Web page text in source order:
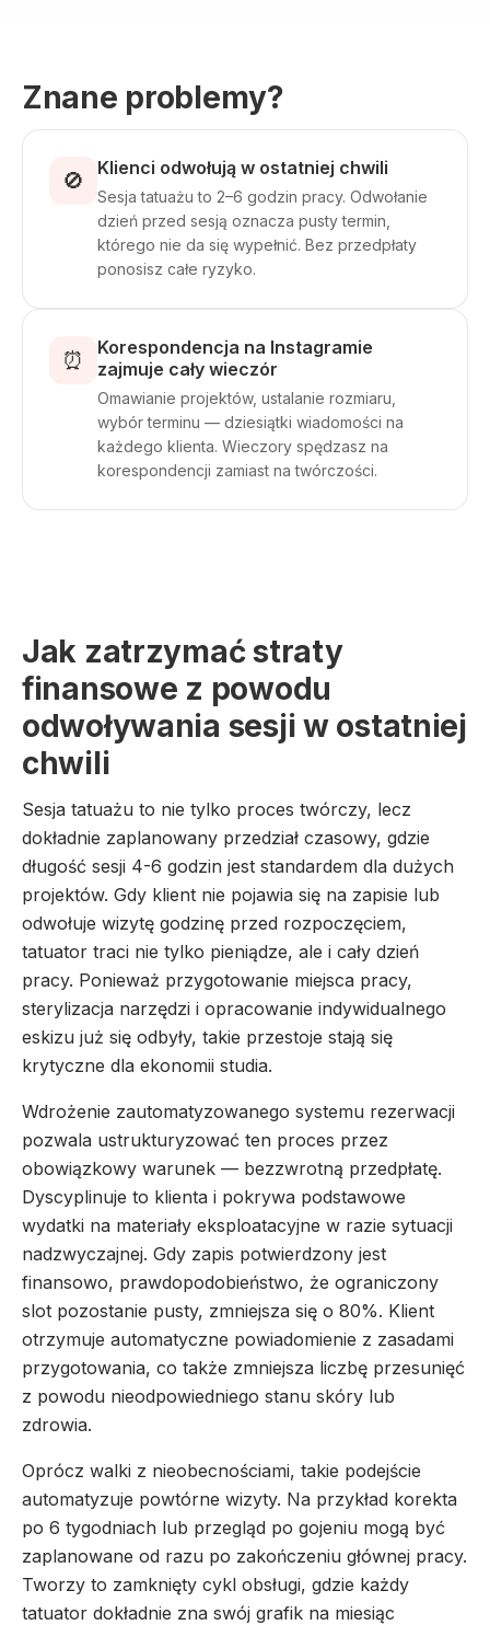
Znane problemy?
🚫 Klienci odwołują w ostatniej chwili
Sesja tatuażu to 2–6 godzin pracy. Odwołanie
dzień przed sesją oznacza pusty termin,
którego nie da się wypełnić. Bez przedpłaty
ponosisz całe ryzyko.
⏰
Korespondencja na Instagramie
zajmuje cały wieczór
Omawianie projektów, ustalanie rozmiaru,
wybór terminu — dziesiątki wiadomości na
każdego klienta. Wieczory spędzasz na
korespondencji zamiast na twórczości.
Jak zatrzymać straty
finansowe z powodu
odwoływania sesji w ostatniej
chwili
Sesja tatuażu to nie tylko proces twórczy, lecz
dokładnie zaplanowany przedział czasowy, gdzie
długość sesji 4-6 godzin jest standardem dla dużych
projektów. Gdy klient nie pojawia się na zapisie lub
odwołuje wizytę godzinę przed rozpoczęciem,
tatuator traci nie tylko pieniądze, ale i cały dzień
pracy. Ponieważ przygotowanie miejsca pracy,
sterylizacja narzędzi i opracowanie indywidualnego
eskizu już się odbyły, takie przestoje stają się
krytyczne dla ekonomii studia.
Wdrożenie zautomatyzowanego systemu rezerwacji
pozwala ustrukturyzować ten proces przez
obowiązkowy warunek — bezzwrotną przedpłatę.
Dyscyplinuje to klienta i pokrywa podstawowe
wydatki na materiały eksploatacyjne w razie sytuacji
nadzwyczajnej. Gdy zapis potwierdzony jest
finansowo, prawdopodobieństwo, że ograniczony
slot pozostanie pusty, zmniejsza się o 80%. Klient
otrzymuje automatyczne powiadomienie z zasadami
przygotowania, co także zmniejsza liczbę przesunięć
z powodu nieodpowiedniego stanu skóry lub
zdrowia.
Oprócz walki z nieobecnościami, takie podejście
automatyzuje powtórne wizyty. Na przykład korekta
po 6 tygodniach lub przegląd po gojeniu mogą być
zaplanowane od razu po zakończeniu głównej pracy.
Tworzy to zamknięty cykl obsługi, gdzie każdy
tatuator dokładnie zna swój grafik na miesiąc